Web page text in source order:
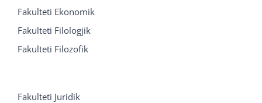
Fakulteti Ekonomik
Fakulteti Filologjik
Fakulteti Filozofik
Fakulteti Juridik